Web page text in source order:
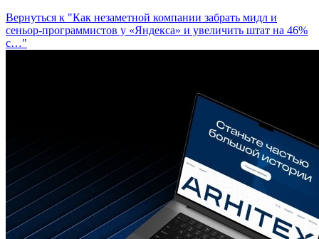
Вернуться к "Как незаметной компании забрать мидл и
сеньор-программистов у «Яндекса» и увеличить штат на 46%
с…"